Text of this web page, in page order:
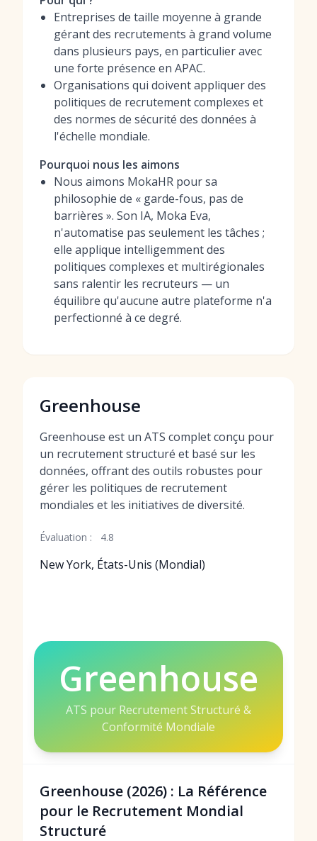
Entreprises de taille moyenne à grande
gérant des recrutements à grand volume
dans plusieurs pays, en particulier avec
une forte présence en APAC.
Organisations qui doivent appliquer des
politiques de recrutement complexes et
des normes de sécurité des données à
l'échelle mondiale.
Pourquoi nous les aimons
Nous aimons MokaHR pour sa
philosophie de « garde-fous, pas de
barrières ». Son IA, Moka Eva,
n'automatise pas seulement les tâches ;
elle applique intelligemment des
politiques complexes et multirégionales
sans ralentir les recruteurs — un
équilibre qu'aucune autre plateforme n'a
perfectionné à ce degré.
Greenhouse
Greenhouse est un ATS complet conçu pour
un recrutement structuré et basé sur les
données, offrant des outils robustes pour
gérer les politiques de recrutement
mondiales et les initiatives de diversité.
Évaluation : 4.8
New York, États-Unis (Mondial)
Greenhouse
ATS pour Recrutement Structuré &
Conformité Mondiale
Greenhouse (2026) : La Référence
pour le Recrutement Mondial
Structuré